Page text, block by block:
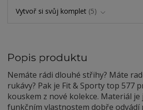
Vytvoř si svůj komplet 5
Popis produktu
Nemáte rádi dlouhé střihy? Máte
rukávy? Pak je Fit & Sporty top 577
kouskem z nové kolekce. Materiál je
funkčním vlastnostem dobře